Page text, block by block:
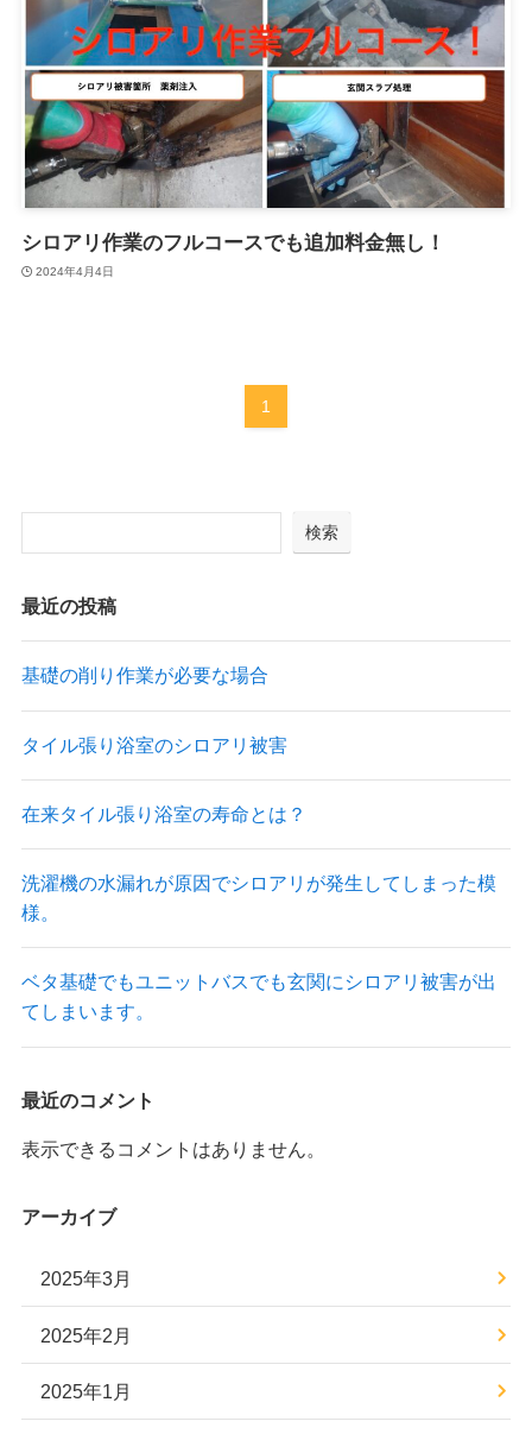
シロアリ作業のフルコースでも追加料金無し！
2024年4月4日
1
検索
最近の投稿
基礎の削り作業が必要な場合
タイル張り浴室のシロアリ被害
在来タイル張り浴室の寿命とは？
洗濯機の水漏れが原因でシロアリが発生してしまった模
様。
ベタ基礎でもユニットバスでも玄関にシロアリ被害が出
てしまいます。
最近のコメント
表示できるコメントはありません。
アーカイブ
2025年3月
2025年2月
2025年1月